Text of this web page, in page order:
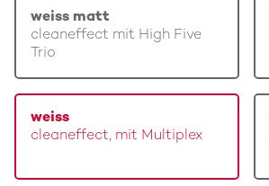
weiss matt
cleaneffect mit High Five
Trio
weiss
cleaneffect, mit Multiplex